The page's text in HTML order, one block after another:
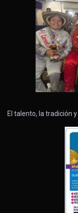
El talento, la tradición